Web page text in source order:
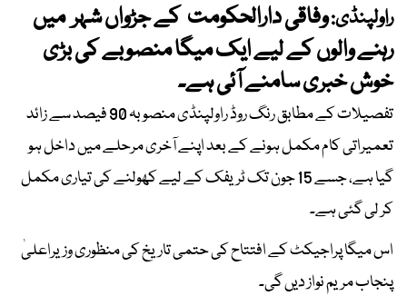
راولپنڈی:وفاقی دارالحکومت کے جڑواں شہر میں
رہنے والوں کے لیے ایک میگا منصوبے کی بڑی
خوش خبری سامنے آئی ہے۔
تفصیلات کے مطابق رنگ روڈ راولپنڈی منصوبہ 90 فیصد سے زائد
تعمیراتی کام مکمل ہونے کے بعد اپنے آخری مرحلے میں داخل ہو
گیا ہے، جسے 15 جون تک ٹریفک کے لیے کھولنے کی تیاری مکمل
کر لی گئی ہے۔
اس میگا پراجیکٹ کے افتتاح کی حتمی تاریخ کی منظوری وزیراعلیٰ
پنجاب مریم نواز دیں گی۔